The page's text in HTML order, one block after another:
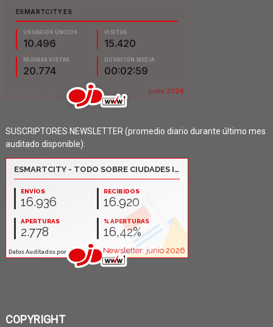
SUSCRIPTORES NEWSLETTER (promedio diario durante último mes
auditado disponible):
COPYRIGHT